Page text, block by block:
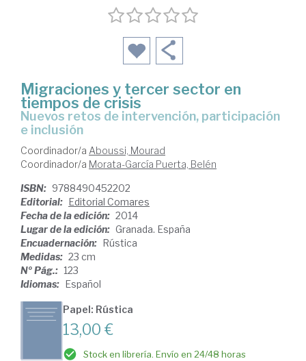
Migraciones y tercer sector en
tiempos de crisis
nuevos retos de intervención, participación
e inclusión
Coordinador/a Aboussi, Mourad
Coordinador/a Morata-García Puerta, Belén
ISBN: 9788490452202
Editorial: Editorial Comares
Fecha de la edición: 2014
Lugar de la edición: Granada. España
Encuadernación: Rústica
Medidas: 23 cm
Nº Pág.: 123
Idiomas: Español
Papel: Rústica
13,00 €
Stock en librería. Envío en 24/48 horas